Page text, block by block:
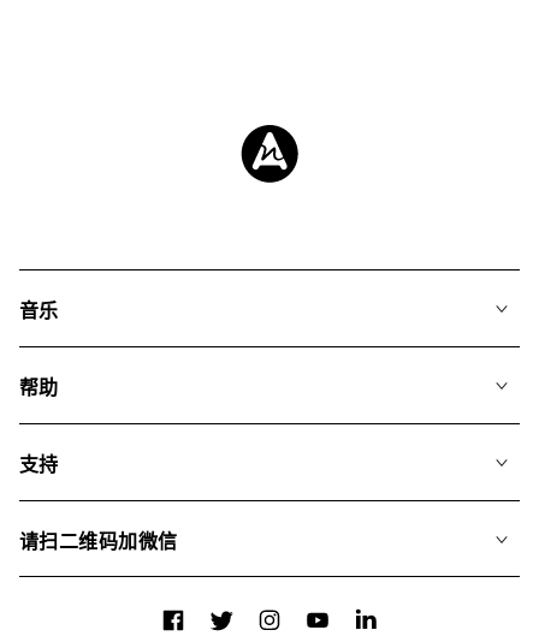
音乐
搜索
专辑
帮助
我们如何运用AI
支持
关于我们
请扫二维码加微信
FacebookTwitterInstagramYouTubeLinkedIn